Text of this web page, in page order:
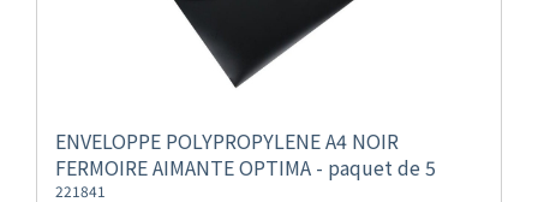
ENVELOPPE POLYPROPYLENE A4 NOIR
FERMOIRE AIMANTE OPTIMA - paquet de 5
221841